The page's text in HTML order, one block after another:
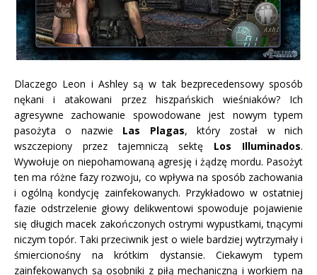
Dlaczego Leon i Ashley są w tak bezprecedensowy sposób
nękani i atakowani przez hiszpańskich wieśniaków? Ich
agresywne zachowanie spowodowane jest nowym typem
pasożyta o nazwie Las Plagas, który został w nich
wszczepiony przez tajemniczą sektę Los Illuminados.
Wywołuje on niepohamowaną agresję i żądzę mordu. Pasożyt
ten ma różne fazy rozwoju, co wpływa na sposób zachowania
i ogólną kondycję zainfekowanych. Przykładowo w ostatniej
fazie odstrzelenie głowy delikwentowi spowoduje pojawienie
się długich macek zakończonych ostrymi wypustkami, tnącymi
niczym topór. Taki przeciwnik jest o wiele bardziej wytrzymały i
śmiercionośny na krótkim dystansie. Ciekawym typem
zainfekowanych są osobniki z piłą mechaniczną i workiem na